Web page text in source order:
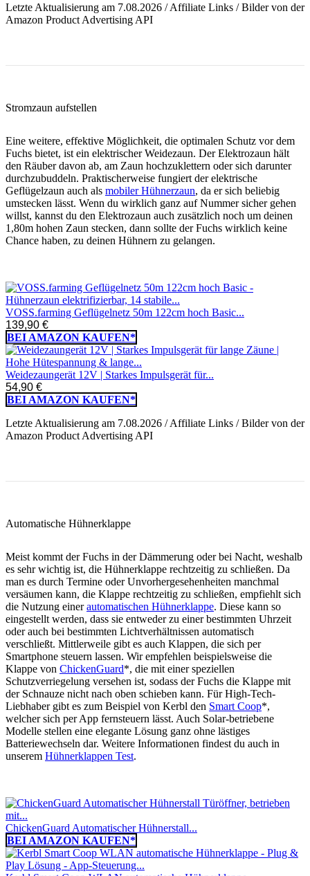
Letzte Aktualisierung am 7.08.2026 / Affiliate Links / Bilder von der
Amazon Product Advertising API
Stromzaun aufstellen
Eine weitere, effektive Möglichkeit, die optimalen Schutz vor dem
Fuchs bietet, ist ein elektrischer Weidezaun. Der Elektrozaun hält
den Räuber davon ab, am Zaun hochzuklettern oder sich darunter
durchzubuddeln. Praktischerweise fungiert der elektrische
Geflügelzaun auch als mobiler Hühnerzaun, da er sich beliebig
umstecken lässt. Wenn du wirklich ganz auf Nummer sicher gehen
willst, kannst du den Elektrozaun auch zusätzlich noch um deinen
1,80m hohen Zaun stecken, dann sollte der Fuchs wirklich keine
Chance haben, zu deinen Hühnern zu gelangen.
VOSS.farming Geflügelnetz 50m 122cm hoch Basic...
139,90 €
BEI AMAZON KAUFEN*
Weidezaungerät 12V | Starkes Impulsgerät für...
54,90 €
BEI AMAZON KAUFEN*
Letzte Aktualisierung am 7.08.2026 / Affiliate Links / Bilder von der
Amazon Product Advertising API
Automatische Hühnerklappe
Meist kommt der Fuchs in der Dämmerung oder bei Nacht, weshalb
es sehr wichtig ist, die Hühnerklappe rechtzeitig zu schließen. Da
man es durch Termine oder Unvorhergesehenheiten manchmal
versäumen kann, die Klappe rechtzeitig zu schließen, empfiehlt sich
die Nutzung einerautomatischen Hühnerklappe. Diese kann so
eingestellt werden, dass sie entweder zu einer bestimmten Uhrzeit
oder auch bei bestimmten Lichtverhältnissen automatisch
verschließt. Mittlerweile gibt es auch Klappen, die sich per
Smartphone steuern lassen. Wir empfehlen beispielsweise die
Klappe von ChickenGuard*, die mit einer speziellen
Schutzverriegelung versehen ist, sodass der Fuchs die Klappe mit
der Schnauze nicht nach oben schieben kann. Für High-Tech-
Liebhaber gibt es zum Beispiel von Kerbl den Smart Coop*,
welcher sich per App fernsteuern lässt. Auch Solar-betriebene
Modelle stellen eine elegante Lösung ganz ohne lästiges
Batteriewechseln dar. Weitere Informationen findest du auch in
unserem Hühnerklappen Test.
ChickenGuard Automatischer Hühnerstall...
BEI AMAZON KAUFEN*